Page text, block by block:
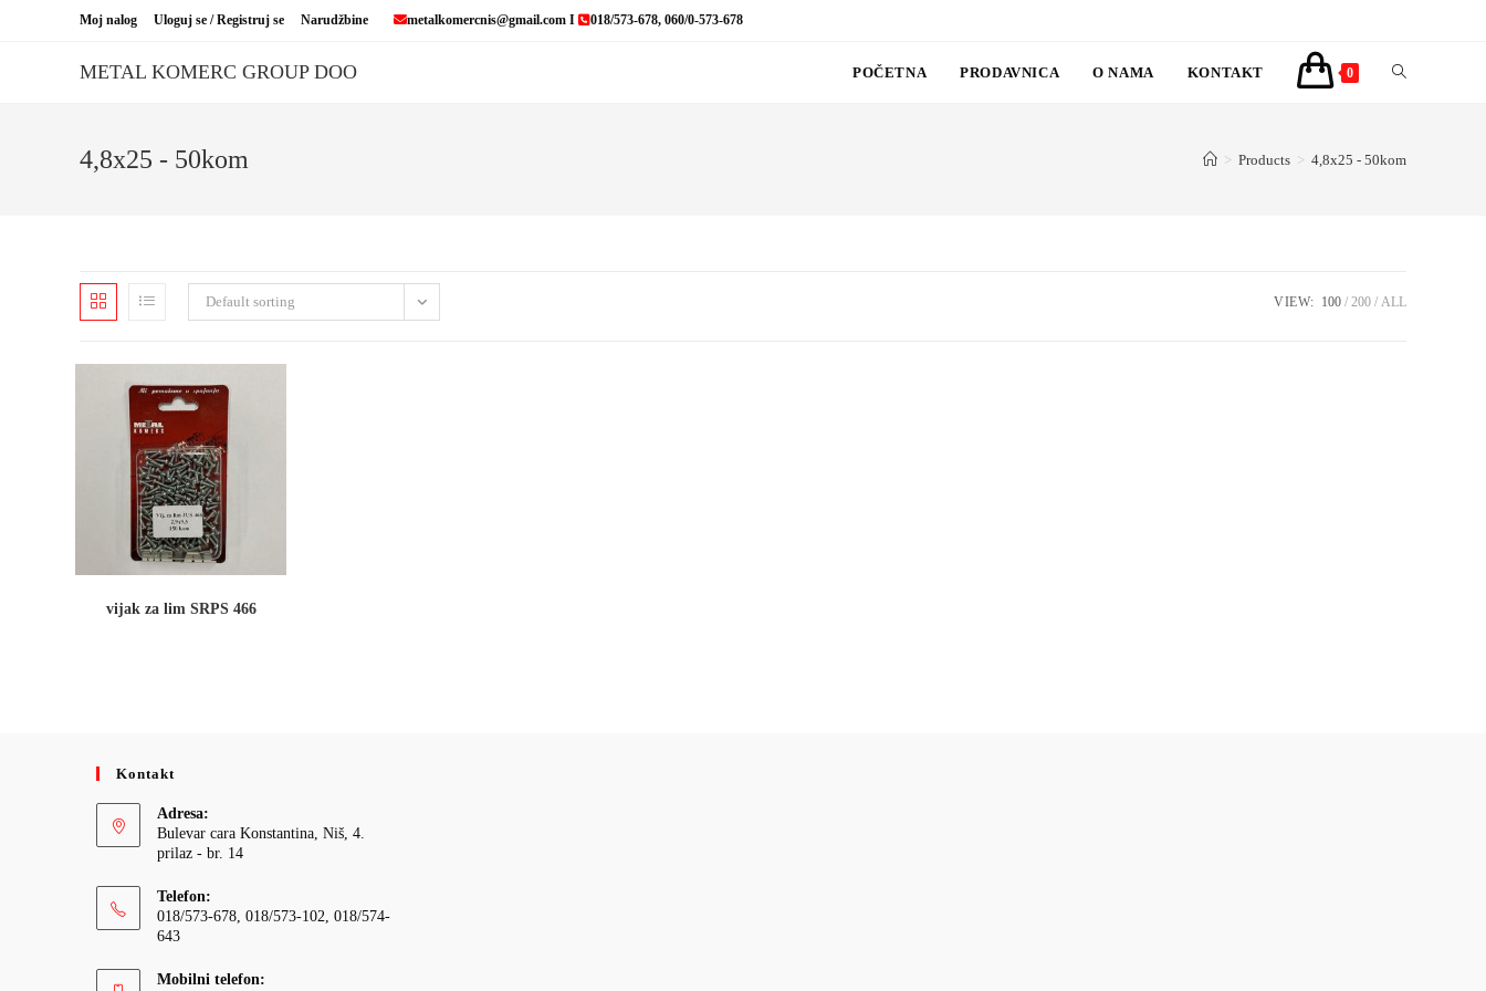
Moj nalog Uloguj se / Registruj se Narudžbine metalkomercnis@gmail.com I 018/573-678, 060/0-573-678
METAL KOMERC GROUP DOO POČETNA PRODAVNICA O NAMA KONTAKT 0 TOGGLE
4,8x25 - 50kom > Products > 4,8x25 - 50kom
Default sorting VIEW: 100 200 ALL
vijak za lim SRPS 466
Kontakt
Adresa:
Bulevar cara Konstantina, Niš, 4.
prilaz - br. 14
Telefon:
018/573-678, 018/573-102, 018/574-
643
Mobilni telefon: